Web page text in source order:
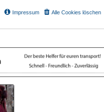
Alle Cookies löschen
Impressum